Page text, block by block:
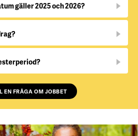
gäller 2025 och 2026?
EN FRÅGA OM JOBBET